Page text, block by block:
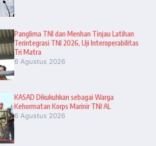
Panglima TNI dan Menhan Tinjau Latihan
Terintegrasi TNI 2026, Uji Interoperabilitas
Tri Matra
6 Agustus 2026
KASAD Dikukuhkan sebagai Warga
Kehormatan Korps Marinir TNI AL
6 Agustus 2026